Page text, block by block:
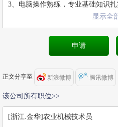
3、电脑操作熟练，专业基础知识
显示全
正文分享至 新浪微博 腾讯微博
该公司所有职位>>
[浙江.金华]农业机械技术员